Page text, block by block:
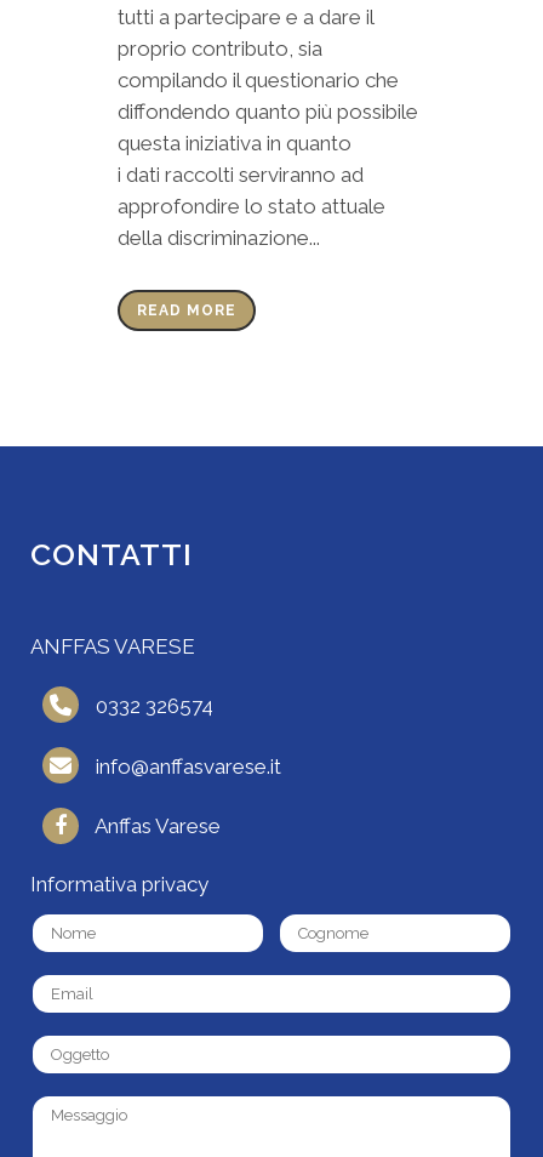
tutti a partecipare e a dare il
proprio contributo, sia
compilando il questionario che
diffondendo quanto più possibile
questa iniziativa in quanto
i dati raccolti serviranno ad
approfondire lo stato attuale
della discriminazione...
READ MORE
CONTATTI
ANFFAS VARESE
0332 326574
info@anffasvarese.it
Anffas Varese
Informativa privacy